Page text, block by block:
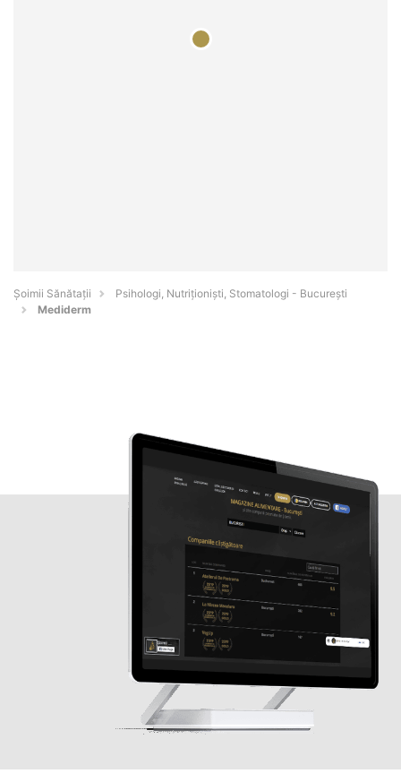
Şoimii Sănătații
Psihologi, Nutriționiști, Stomatologi - Bucureşti
Mediderm